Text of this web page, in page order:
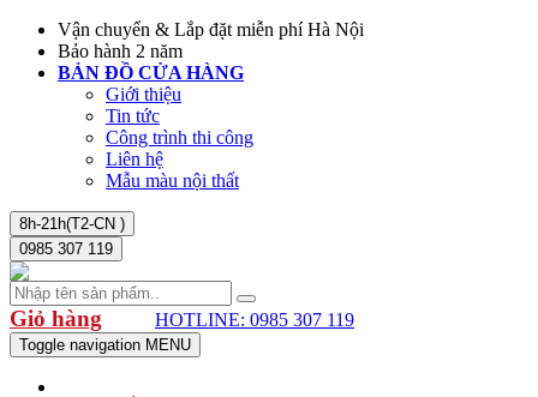
Vận chuyển & Lắp đặt miễn phí Hà Nội
Bảo hành 2 năm
BẢN ĐỒ CỬA HÀNG
Giới thiệu
Tin tức
Công trình thi công
Liên hệ
Mẫu màu nội thất
8h-21h(T2-CN )
0985 307 119
Giỏ hàng HOTLINE: 0985 307 119
Toggle navigation MENU